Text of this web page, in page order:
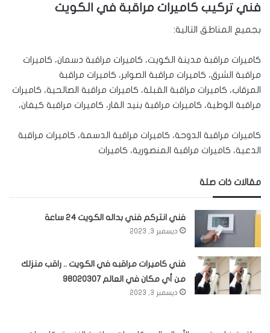
فني تركيب كاميرات مراقبة في الكويت
بجميع المناطق التالية:
كاميرات مراقبة مدينة الكويت، كاميرات مراقبة دسمان، كاميرات
مراقبة الشرق، كاميرات مراقبة الصوابر، كاميرات مراقبة
المرقاب، كاميرات مراقبة القبلة، كاميرات مراقبة الصالحية، كاميرات
مراقبة الوطية، كاميرات مراقبة بنيد القار، كاميرات مراقبة كيفان،
كاميرات مراقبة الدوحة، كاميرات مراقبة الدسمة، كاميرات مراقبة
الدعية، كاميرات مراقبة المنصورية، كاميرات
مقالات ذات صلة
فني انتركم فني بداله الكويت 24 ساعة
ديسمبر 3, 2023
فني كاميرات مراقبه في الكويت .. راقب منزلك
من أي مكان في العالم 98020307
ديسمبر 3, 2023